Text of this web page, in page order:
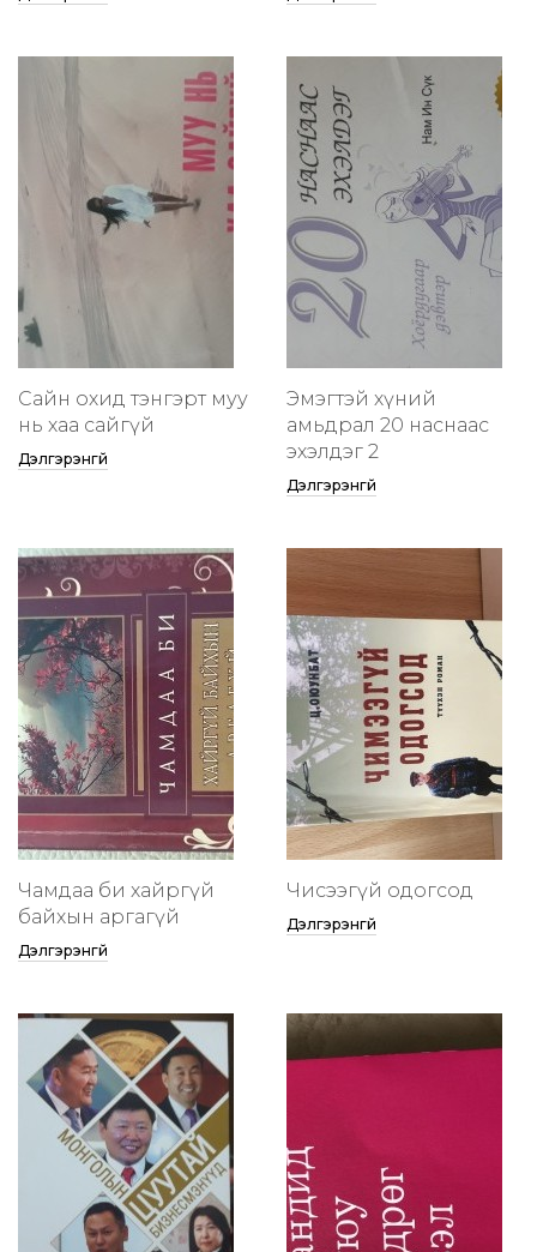
Сайн охид тэнгэрт муу
нь хаа сайгүй
Дэлгэрэнгүй
Эмэгтэй хүний
амьдрал 20 наснаас
эхэлдэг 2
Дэлгэрэнгүй
Чамдаа би хайргүй
байхын аргагүй
Дэлгэрэнгүй
Чисээгүй одогсод
Дэлгэрэнгүй